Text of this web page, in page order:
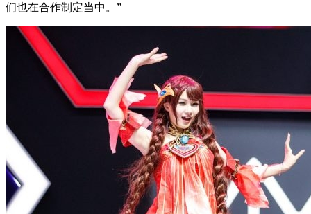
们也在合作制定当中。”